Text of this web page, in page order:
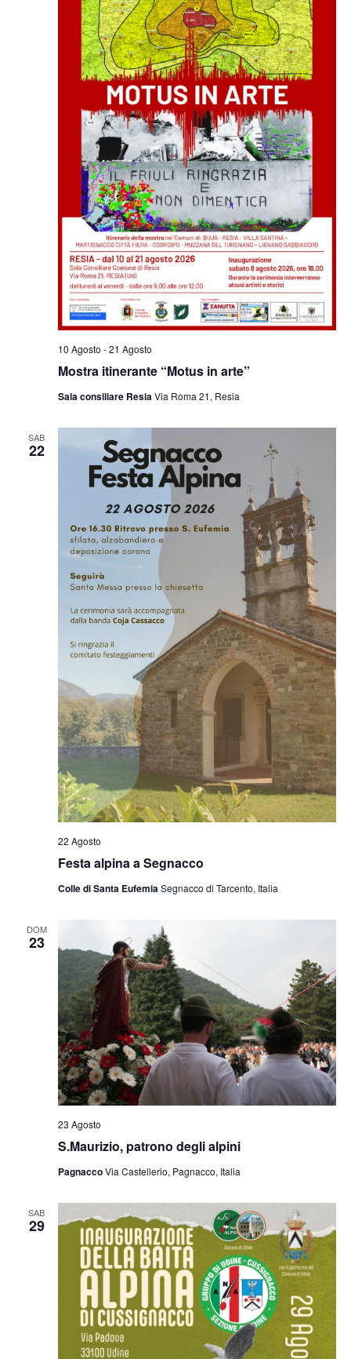
Mostra itinerante “Motus in arte”
10 Agosto -21 Agosto
Sala consiliare ResiaVia Roma 21, Resia
SAB
22
Festa alpina a Segnacco
22 Agosto
Colle di Santa EufemiaSegnacco di Tarcento, Italia
DOM
23
S.Maurizio, patrono degli alpini
23 Agosto
PagnaccoVia Castellerio, Pagnacco, Italia
SAB
29